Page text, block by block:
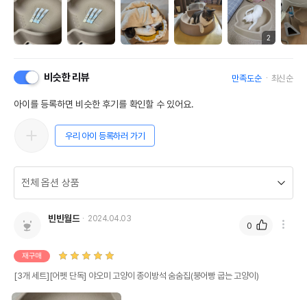
2
비슷한 리뷰 만족도순 최신순
아이를 등록하면 비슷한 후기를 확인할 수 있어요.
우리 아이 등록하러 가기
빈빈월드 2024.04.03
재구매
[3개 세트][어펫 단독] 야오미 고양이 종이방석 숨숨집(붕어빵 굽는 고양이)
0